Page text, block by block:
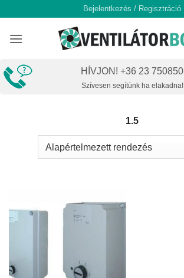
content
Bejelentkezés / Regisztráció
HÍVJON! +36 23 750850
Szívesen segítünk ha elakadna!
1.5